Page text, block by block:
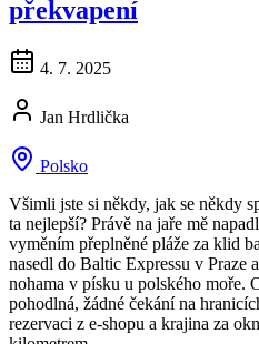
překvapení
4. 7. 2025
Jan Hrdlička
Polsko
Všimli jste si někdy, jak se někdy
ta nejlepší? Právě na jaře mě
vyměním přeplněné pláže za klid
nasedl do Baltic Expressu v Praze
nohama v písku u polského moře.
pohodlná, žádné čekání na
rezervaci z e-shopu a krajina za